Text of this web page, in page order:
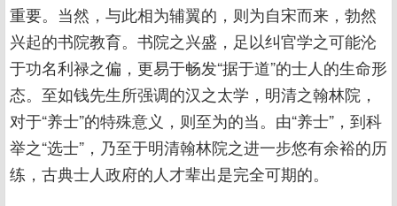
重要。当然，与此相为辅翼的，则为自宋而来，勃然
兴起的书院教育。书院之兴盛，足以纠官学之可能沦
于功名利禄之偏，更易于畅发“据于道”的士人的生命形
态。至如钱先生所强调的汉之太学，明清之翰林院，
对于“养士”的特殊意义，则至为的当。由“养士”，到科
举之“选士”，乃至于明清翰林院之进一步悠有余裕的历
练，古典士人政府的人才辈出是完全可期的。